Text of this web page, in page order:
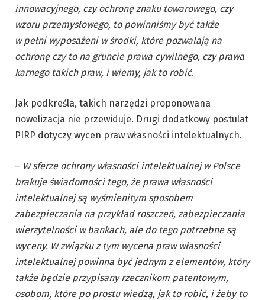
innowacyjnego, czy ochronę znaku towarowego, czy
wzoru przemysłowego, to powinniśmy być także
w pełni wyposażeni w środki, które pozwalają na
ochronę czy to na gruncie prawa cywilnego, czy prawa
karnego takich praw, i wiemy, jak to robić.
Jak podkreśla, takich narzędzi proponowana
nowelizacja nie przewiduje. Drugi dodatkowy postulat
PIRP dotyczy wycen praw własności intelektualnych.
– W sferze ochrony własności intelektualnej w Polsce
brakuje świadomości tego, że prawa własności
intelektualnej są wyśmienitym sposobem
zabezpieczania na przykład roszczeń, zabezpieczania
wierzytelności w bankach, ale do tego potrzebne są
wyceny. W związku z tym wycena praw własności
intelektualnej powinna być jednym z elementów, który
także będzie przypisany rzecznikom patentowym,
osobom, które po prostu wiedzą, jak to robić, i żeby to